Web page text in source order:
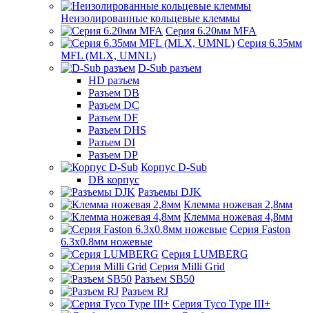
Неизолированные кольцевые клеммы
Серия 6.20мм MFA
Серия 6.35мм
MFL (MLX, UMNL)
D-Sub разъем
HD разъем
Разъем DB
Разъем DC
Разъем DF
Разъем DHS
Разъем DI
Разъем DP
Корпус D-Sub
DB корпус
Разъемы DJK
Клемма ножевая 2,8мм
Клемма ножевая 4,8мм
Серия Faston
6.3х0.8мм ножевые
Серия LUMBERG
Серия Milli Grid
Разъем SB50
Разъем RJ
Серия Tyco Type III+